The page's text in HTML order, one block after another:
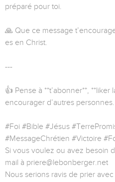
préparé pour toi.
🙏 Que ce message
es en Christ.
---
👍 Pense à **t’abonner**,
encourager d’autres personnes.
#Foi #Bible #Jésus
#MessageChrétien #Victoire
Si vous voulez ou avez besoin
mail à priere@lebonberger.net
Nous serions ravis de prier